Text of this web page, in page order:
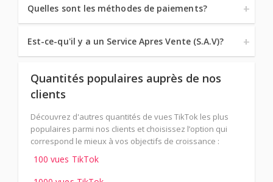
Quelles sont les méthodes de paiements?
Est-ce-qu'il y a un Service Apres Vente (S.A.V)?
Quantités populaires auprès de nos
clients
Découvrez d'autres quantités de vues TikTok les plus
populaires parmi nos clients et choisissez l’option qui
correspond le mieux à vos objectifs de croissance :
100 vues TikTok